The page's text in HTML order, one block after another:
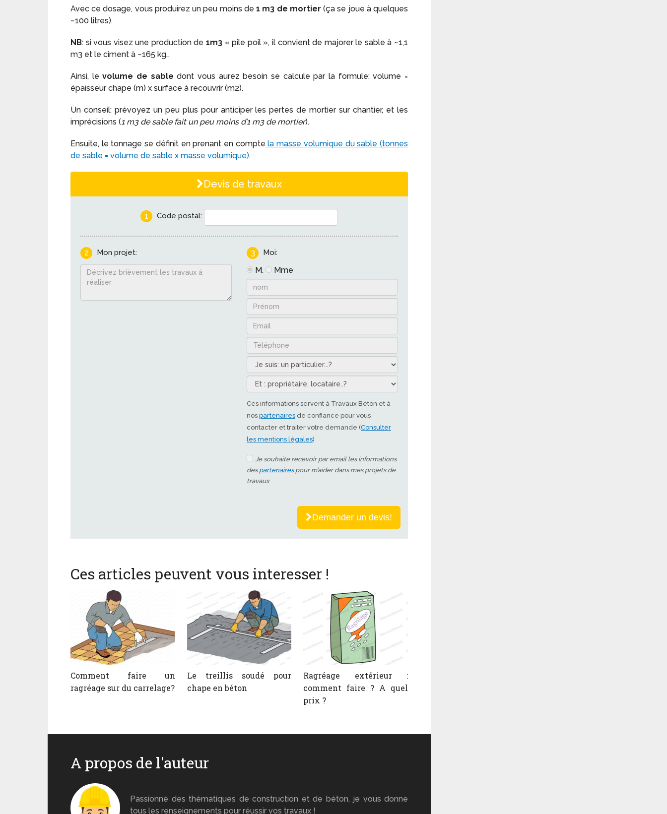
Avec ce dosage, vous produirez un peu moins de1 m3 de mortier (ça se joue à quelques
~100 litres).
NB: si vous visez une production de1m3 « pile poil », il convient de majorer le sable à ~1,1
m3 et le ciment à ~165 kg…
Ainsi, le volume de sable dont vous aurez besoin se calcule par la formule: volume =
épaisseur chape (m) x surface à recouvrir (m2).
Un conseil: prévoyez un peu plus pour anticiper les pertes de mortier sur chantier, et les
imprécisions (1 m3 de sable fait un peu moins d’1 m3 de mortier).
Ensuite, le tonnage se définit en prenant en compte la masse volumique du sable (tonnes
de sable = volume de sable x masse volumique).
Devis de travaux
1 Code postal:
2 Mon projet: 3 Moi:
M. Mme
Ces informations servent à Travaux Béton et à
nos partenaires de confiance pour vous
contacter et traiter votre demande (Consulter
les mentions légales)
Je souhaite recevoir par email les informations
des partenairespour m’aider dans mes projets de
travaux
Demander un devis!
Ces articles peuvent vous interesser !
Comment faire un
ragréage sur du carrelage?
Le treillis soudé pour
chape en béton
Ragréage extérieur :
comment faire ? A quel
prix ?
A propos de l'auteur
Passionné des thématiques de construction et de béton, je vous donne
tous les renseignements pour réussir vos travaux !